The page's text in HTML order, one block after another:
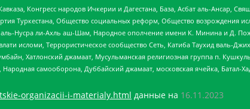
Конгресс народов Ичкерии и Дагестана, База, Асбат аль-Ансар,
Туркестана, Общество социальных реформ, Общество возрождения
аль-Нусра ли-Ахль аш-Шам, Народное ополчение имени К. Минина и Д.
исломи, Террористическое сообщество Сеть, Катиба Таухид валь-
Хатлонский джамаат, Мусульманская религиозная группа п.
самооборона, Дуббайский джамаат, московская ячейка,
organizacii-i-materialy.html данные на 16.11.2023